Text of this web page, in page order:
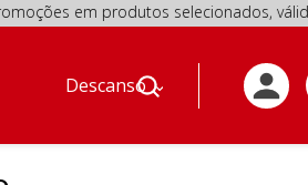
em produtos selecionados, válido
Descanso